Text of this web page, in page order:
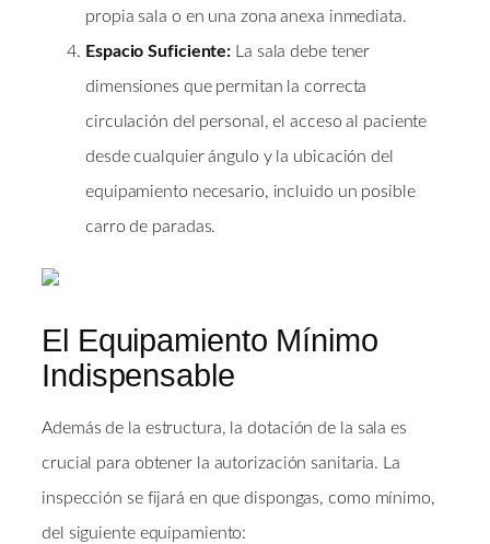
propia sala o en una zona anexa inmediata.
Espacio Suficiente: La sala debe tener
dimensiones que permitan la correcta
circulación del personal, el acceso al paciente
desde cualquier ángulo y la ubicación del
equipamiento necesario, incluido un posible
carro de paradas.
El Equipamiento Mínimo
Indispensable
Además de la estructura, la dotación de la sala es
crucial para obtener la autorización sanitaria. La
inspección se fijará en que dispongas, como mínimo,
del siguiente equipamiento: